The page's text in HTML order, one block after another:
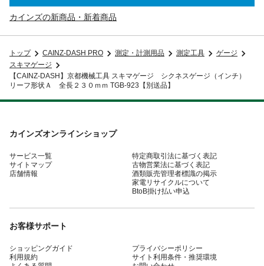
カインズの新商品・新着商品
トップ CAINZ-DASH PRO 測定・計測用品 測定工具
ゲージ
スキマゲージ
【CAINZ-DASH】京都機械工具 スキマゲージ シクネスゲージ（インチ）
リーフ形状Ａ 全長２３０ｍｍ TGB-923【別送品】
カインズオンラインショップ
サービス一覧
サイトマップ
店舗情報
特定商取引法に基づく表記
古物営業法に基づく表記
酒類販売管理者標識の掲示
家電リサイクルについて
BtoB掛け払い申込
お客様サポート
ショッピングガイド
利用規約
プライバシーポリシー
サイト利用条件・推奨環境